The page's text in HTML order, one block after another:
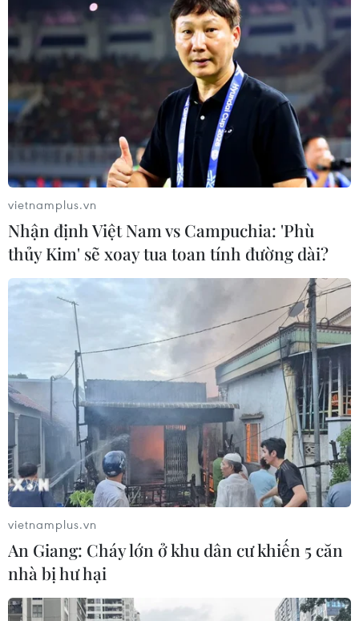
vietnamplus.vn
Nhận định Việt Nam vs Campuchia: 'Phù
thủy Kim' sẽ xoay tua toan tính đường dài?
vietnamplus.vn
An Giang: Cháy lớn ở khu dân cư khiến 5 căn
nhà bị hư hại